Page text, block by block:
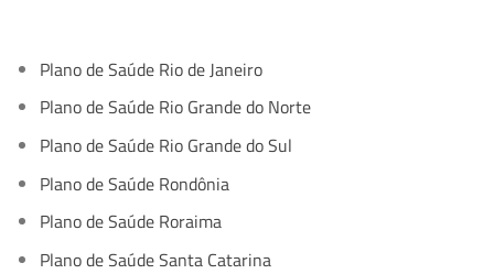
Plano de Saúde Rio de Janeiro
Plano de Saúde Rio Grande do Norte
Plano de Saúde Rio Grande do Sul
Plano de Saúde Rondônia
Plano de Saúde Roraima
Plano de Saúde Santa Catarina